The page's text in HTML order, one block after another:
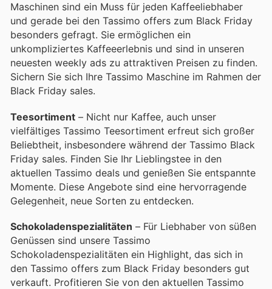
Maschinen sind ein Muss für jeden Kaffeeliebhaber
und gerade bei den Tassimo offers zum Black Friday
besonders gefragt. Sie ermöglichen ein
unkompliziertes Kaffeeerlebnis und sind in unseren
neuesten weekly ads zu attraktiven Preisen zu finden.
Sichern Sie sich Ihre Tassimo Maschine im Rahmen der
Black Friday sales.
Teesortiment – Nicht nur Kaffee, auch unser
vielfältiges Tassimo Teesortiment erfreut sich großer
Beliebtheit, insbesondere während der Tassimo Black
Friday sales. Finden Sie Ihr Lieblingstee in den
aktuellen Tassimo deals und genießen Sie entspannte
Momente. Diese Angebote sind eine hervorragende
Gelegenheit, neue Sorten zu entdecken.
Schokoladenspezialitäten – Für Liebhaber von süßen
Genüssen sind unsere Tassimo
Schokoladenspezialitäten ein Highlight, das sich in
den Tassimo offers zum Black Friday besonders gut
verkauft. Profitieren Sie von den aktuellen Tassimo